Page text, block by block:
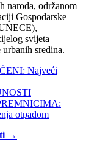
naroda, održanom
Gospodarske
svijeta
sredina.
Najveći
otpadom
→